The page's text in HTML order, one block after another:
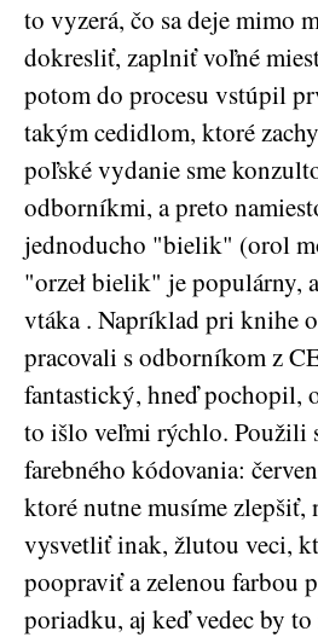
to vyzerá, čo sa deje mimo
dokresliť, zaplniť voľné
potom do procesu vstúpil
takým cedidlom, ktoré
poľské vydanie sme
odborníkmi, a preto
jednoducho "bielik" (orol
"orzeł bielik" je populárny,
vtáka . Napríklad pri knihe
pracovali s odborníkom z
fantastický, hneď pochopil,
to išlo veľmi rýchlo. Použili
farebného kódovania:
ktoré nutne musíme zlepšiť,
vysvetliť inak, žlutou veci,
poopraviť a zelenou farbou
poriadku, aj keď vedec by